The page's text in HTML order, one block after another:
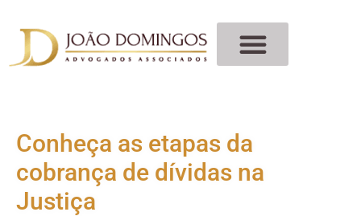
Conheça as etapas da
cobrança de dívidas na
Justiça